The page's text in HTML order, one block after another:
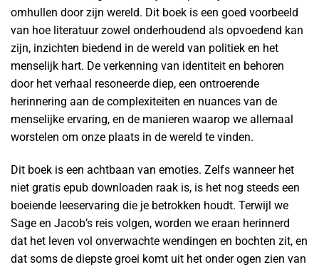
omhullen door zijn wereld. Dit boek is een goed voorbeeld
van hoe literatuur zowel onderhoudend als opvoedend kan
zijn, inzichten biedend in de wereld van politiek en het
menselijk hart. De verkenning van identiteit en behoren
door het verhaal resoneerde diep, een ontroerende
herinnering aan de complexiteiten en nuances van de
menselijke ervaring, en de manieren waarop we allemaal
worstelen om onze plaats in de wereld te vinden.
Dit boek is een achtbaan van emoties. Zelfs wanneer het
niet gratis epub downloaden raak is, is het nog steeds een
boeiende leeservaring die je betrokken houdt. Terwijl we
Sage en Jacob’s reis volgen, worden we eraan herinnerd
dat het leven vol onverwachte wendingen en bochten zit, en
dat soms de diepste groei komt uit het onder ogen zien van